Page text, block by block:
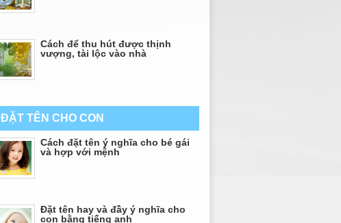
Cách để thu hút được thịnh
vượng, tài lộc vào nhà
ĐẶT TÊN CHO CON
Cách đặt tên ý nghĩa cho bé gái
và hợp với mệnh
Đặt tên hay và đầy ý nghĩa cho
con bằng tiếng anh